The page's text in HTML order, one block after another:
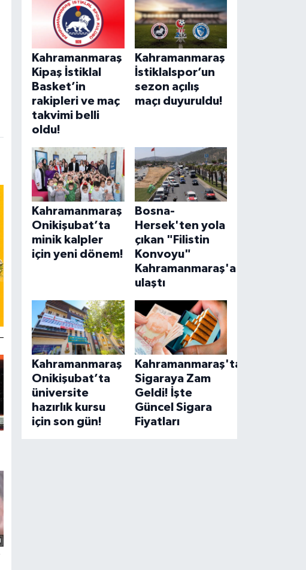
Kahramanmaraş
Kipaş İstiklal
Basket’in
rakipleri ve maç
takvimi belli
oldu!
Kahramanmaraş
İstiklalspor’un
sezon açılış
maçı duyuruldu!
Kahramanmaraş
Onikişubat’ta
minik kalpler
için yeni dönem!
Bosna-
Hersek'ten yola
çıkan "Filistin
Konvoyu"
Kahramanmaraş'a
ulaştı
Kahramanmaraş
Onikişubat’ta
üniversite
hazırlık kursu
için son gün!
Kahramanmaraş'ta
Sigaraya Zam
Geldi! İşte
Güncel Sigara
Fiyatları